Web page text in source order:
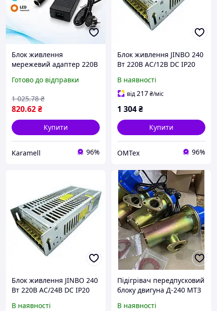
Блок живлення
мережевий адаптер 220В
15А 180 Вт з гніздом
індикація захисти
пластик
Готово до відправки
820.62₴
1 025.78 ₴
Купити
Karamell 96%
Блок живлення JINBO 240
Вт 220В AC/12В DC IP20
В наявності
від217₴/міс
1 304₴
Купити
OMTex 96%
Блок живлення JINBO 240
Вт 220В AC/24В DC IP20
В наявності
Підігрівач передпусковий
блоку двигуна Д-240 МТЗ
В наявності